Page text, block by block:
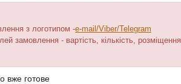
з логотипом -e-mail/Viber/Telegram
замовлення - вартість, кількість, розміщення
вже готове